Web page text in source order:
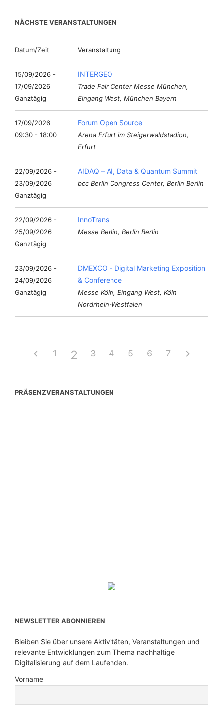
NÄCHSTE VERANSTALTUNGEN
Datum/Zeit Veranstaltung
15/09/2026 -
17/09/2026
Ganztägig
INTERGEO
Trade Fair Center Messe München,
Eingang West, München Bayern
17/09/2026
09:30 - 18:00
Forum Open Source
Arena Erfurt im Steigerwaldstadion,
Erfurt
22/09/2026 -
23/09/2026
Ganztägig
AIDAQ – AI, Data & Quantum Summit
bcc Berlin Congress Center, Berlin Berlin
22/09/2026 -
25/09/2026
Ganztägig
InnoTrans
Messe Berlin, Berlin Berlin
23/09/2026 -
24/09/2026
Ganztägig
DMEXCO - Digital Marketing Exposition
& Conference
Messe Köln, Eingang West, Köln
Nordrhein-Westfalen
1 2 3 4 5 6 7
PRÄSENZVERANSTALTUNGEN
NEWSLETTER ABONNIEREN
Bleiben Sie über unsere Aktivitäten, Veranstaltungen und
relevante Entwicklungen zum Thema nachhaltige
Digitalisierung auf dem Laufenden.
Vorname